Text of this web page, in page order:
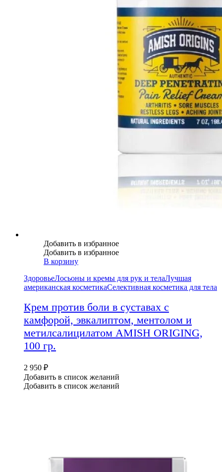
Добавить в избранное
Добавить в избранное
В корзину
ЗдоровьеЛосьоны и кремы для рук и телаЛучшая
американская косметикаСелективная косметика для тела
Крем против боли в суставах с
камфорой, эвкалиптом, ментолом и
метилсалицилатом AMISH ORIGING,
100 гр.
2 950 ₽
Добавить в список желаний
Добавить в список желаний